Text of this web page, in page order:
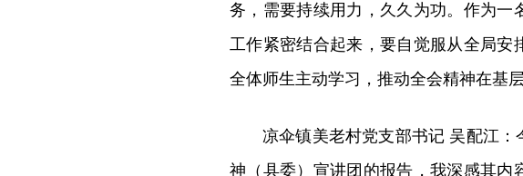
务，需要持续用力，久久为功。作为
工作紧密结合起来，要自觉服从全局安
全体师生主动学习，推动全会精神在基
凉伞镇美老村党支部书记 吴配江
神（县委）宣讲团的报告，我深感其内